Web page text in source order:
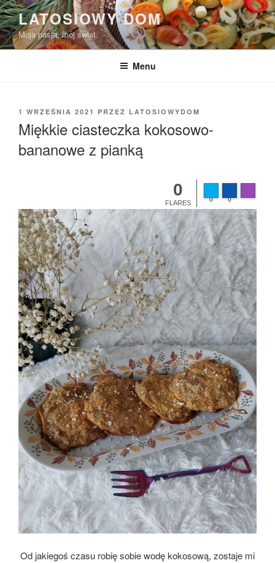
Przejdź
do
treści
LATOSIOWY DOM
Moja pasja, mój świat.
Menu
OPUBLIKOWANE
1 WRZEŚNIA 2021 PRZEZ LATOSIOWYDOM
Miękkie ciasteczka kokosowo-
bananowe z pianką
0
FLARES 0 0
Od jakiegoś czasu robię sobie wodę kokosową, zostaje mi